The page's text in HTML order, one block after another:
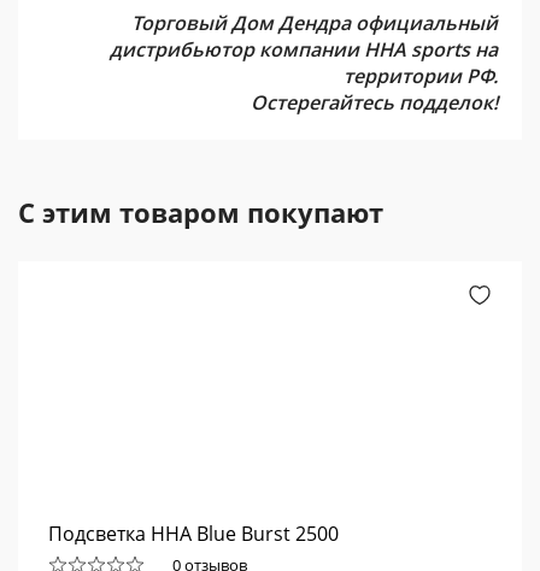
Торговый Дом Дендра официальный
дистрибьютор компании HHA sports на
территории РФ.
Остерегайтесь подделок!
С этим товаром покупают
Подсветка HHA Blue Burst 2500
0 отзывов